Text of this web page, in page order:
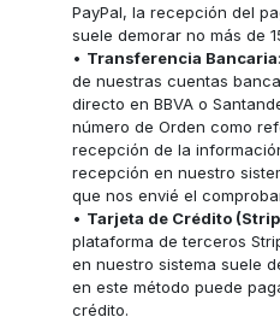
PayPal, la recepción del
suele demorar no más de
• Transferencia Bancaria
de nuestras cuentas
directo en BBVA o
número de Orden como
recepción de la
recepción en nuestro
que nos envié el
• Tarjeta de Crédito
plataforma de terceros
en nuestro sistema suele
en este método puede
crédito.